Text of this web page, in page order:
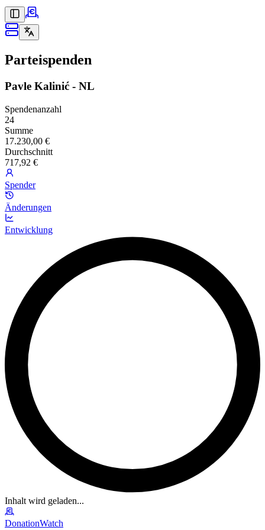
Parteispenden
Pavle Kalinić - NL
Spendenanzahl
24
Summe
17.230,00 €
Durchschnitt
717,92 €
Spender
Änderungen
Entwicklung
Inhalt wird geladen...
DonationWatch